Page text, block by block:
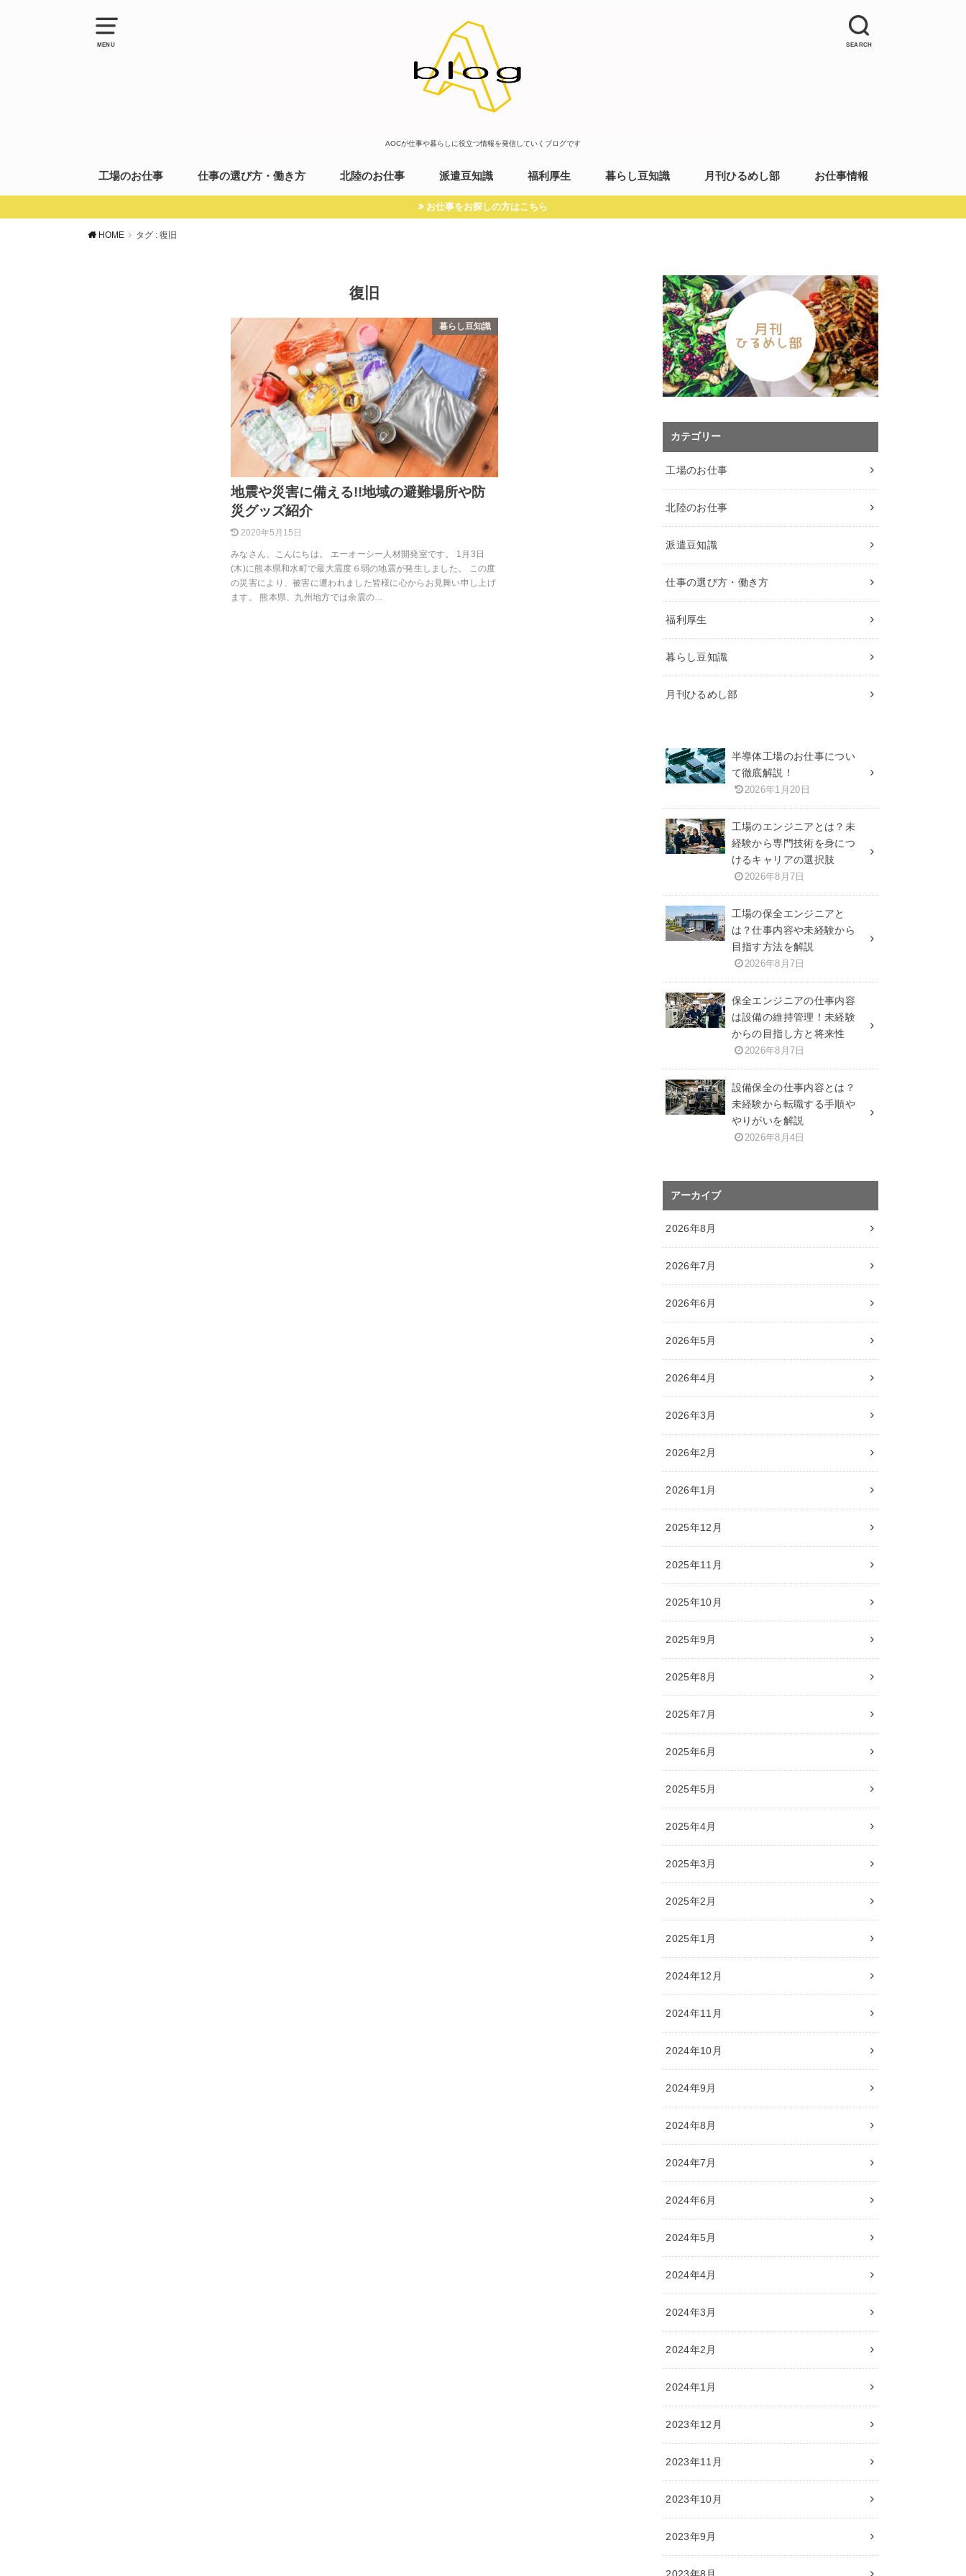
MENU SEARCH
AOCが仕事や暮らしに役立つ情報を発信していくブログです
工場のお仕事 仕事の選び方・働き方 北陸のお仕事 派遣豆知識 福利厚生 暮らし豆知識 月刊ひるめし部 お仕事情報
お仕事をお探しの方はこちら
HOME タグ : 復旧
復旧
暮らし豆知識
地震や災害に備える!!地域の避難場所や防
災グッズ紹介
2020年5月15日
みなさん、こんにちは。 エーオーシー人材開発室です。 1月3日
(木)に熊本県和水町で最大震度６弱の地震が発生しました。 この度
の災害により、被害に遭われました皆様に心からお見舞い申し上げ
ます。 熊本県、九州地方では余震の…
カテゴリー
工場のお仕事
北陸のお仕事
派遣豆知識
仕事の選び方・働き方
福利厚生
暮らし豆知識
月刊ひるめし部
半導体工場のお仕事につい
て徹底解説！
2026年1月20日
工場のエンジニアとは？未
経験から専門技術を身につ
けるキャリアの選択肢
2026年8月7日
工場の保全エンジニアと
は？仕事内容や未経験から
目指す方法を解説
2026年8月7日
保全エンジニアの仕事内容
は設備の維持管理！未経験
からの目指し方と将来性
2026年8月7日
設備保全の仕事内容とは？
未経験から転職する手順や
やりがいを解説
2026年8月4日
アーカイブ
2026年8月
2026年7月
2026年6月
2026年5月
2026年4月
2026年3月
2026年2月
2026年1月
2025年12月
2025年11月
2025年10月
2025年9月
2025年8月
2025年7月
2025年6月
2025年5月
2025年4月
2025年3月
2025年2月
2025年1月
2024年12月
2024年11月
2024年10月
2024年9月
2024年8月
2024年7月
2024年6月
2024年5月
2024年4月
2024年3月
2024年2月
2024年1月
2023年12月
2023年11月
2023年10月
2023年9月
2023年8月